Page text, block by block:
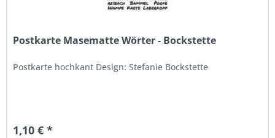
Postkarte Masematte Wörter - Bockstette
Postkarte hochkant Design: Stefanie Bockstette
1,10 € *